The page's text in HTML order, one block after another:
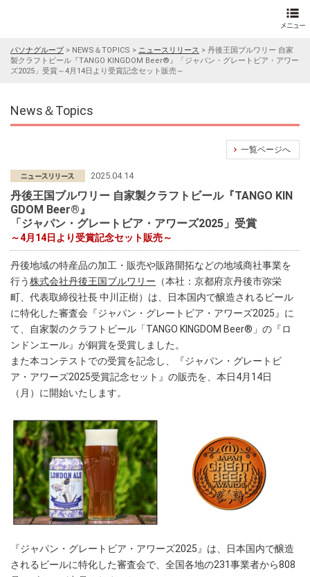
パソナグループ> NEWS＆TOPICS > ニュースリリース > 丹後王国ブルワリー 自家
製クラフトビール『TANGO KINGDOM Beer®』「ジャパン・グレートビア・アワー
ズ2025」受賞～4月14日より受賞記念セット販売～
News＆Topics
一覧ページへ
2025.04.14
丹後王国ブルワリー 自家製クラフトビール『TANGO KIN
GDOM Beer®』
「ジャパン・グレートビア・アワーズ2025」受賞
～4月14日より受賞記念セット販売～
丹後地域の特産品の加工・販売や販路開拓などの地域商社事業を
行う株式会社丹後王国ブルワリー （本社：京都府京丹後市弥栄
町、代表取締役社長 中川正樹）は、日本国内で醸造されるビール
に特化した審査会『ジャパン・グレートビア・アワーズ2025』に
て、自家製のクラフトビール「TANGO KINGDOM Beer®」の『ロ
ンドンエール』が銅賞を受賞しました。
また本コンテストでの受賞を記念し、『ジャパン・グレートビ
ア・アワーズ2025受賞記念セット』の販売を、本日4月14日
（月）に開始いたします。
『ジャパン・グレートビア・アワーズ2025』は、日本国内で醸造
されるビールに特化した審査会で、全国各地の231事業者から808